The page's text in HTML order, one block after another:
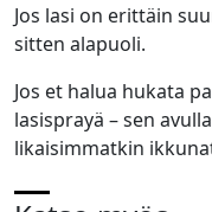
Jos lasi on erittäin
sitten alapuoli.
Jos et halua hukata
lasisprayä – sen
likaisimmatkin